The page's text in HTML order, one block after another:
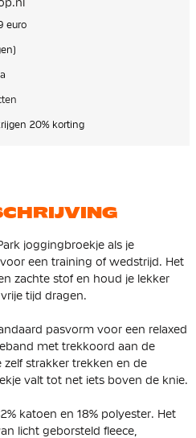
euro
20% korting
joggingbroekje als je
een training of wedstrijd. Het
zachte stof en houd je lekker
tijd dragen.
pasvorm voor een relaxed
met trekkoord aan de
strakker trekken en de
valt tot net iets boven de knie.
katoen en 18% polyester. Het
licht geborsteld fleece,